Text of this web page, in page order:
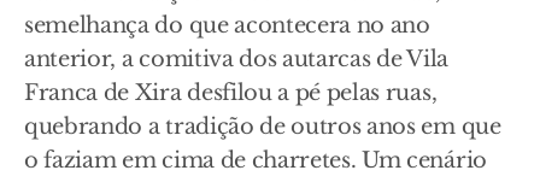
semelhança do que acontecera no ano
anterior, a comitiva dos autarcas de Vila
Franca de Xira desfilou a pé pelas ruas,
quebrando a tradição de outros anos em que
o faziam em cima de charretes. Um cenário